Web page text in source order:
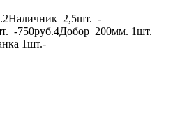
2,5шт. -
-750руб.4Добор 200мм. 1шт.
1шт.-